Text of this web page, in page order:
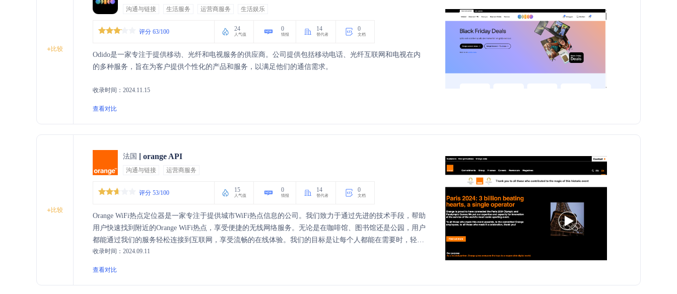
+比较
沟通与链接 生活服务 运营商服务 生活娱乐
评分 63/100 24
人气值
0
情报
14
替代者
0
文档
Odido是一家专注于提供移动、光纤和电视服务的供应商。公司提供包括移动电话、光纤互联网和电视在内
的多种服务，旨在为客户提供个性化的产品和服务，以满足他们的通信需求。
收录时间：2024.11.15
查看对比
+比较
法国 orange API
沟通与链接 运营商服务
评分 53/100 15
人气值
0
情报
14
替代者
0
文档
Orange WiFi热点定位器是一家专注于提供城市WiFi热点信息的公司。我们致力于通过先进的技术手段，帮助
用户快速找到附近的Orange WiFi热点，享受便捷的无线网络服务。无论是在咖啡馆、图书馆还是公园，用户
都能通过我们的服务轻松连接到互联网，享受流畅的在线体验。我们的目标是让每个人都能在需要时，轻松
找到可靠的网络连接点，让数字生活更加便捷。
收录时间：2024.09.11
查看对比